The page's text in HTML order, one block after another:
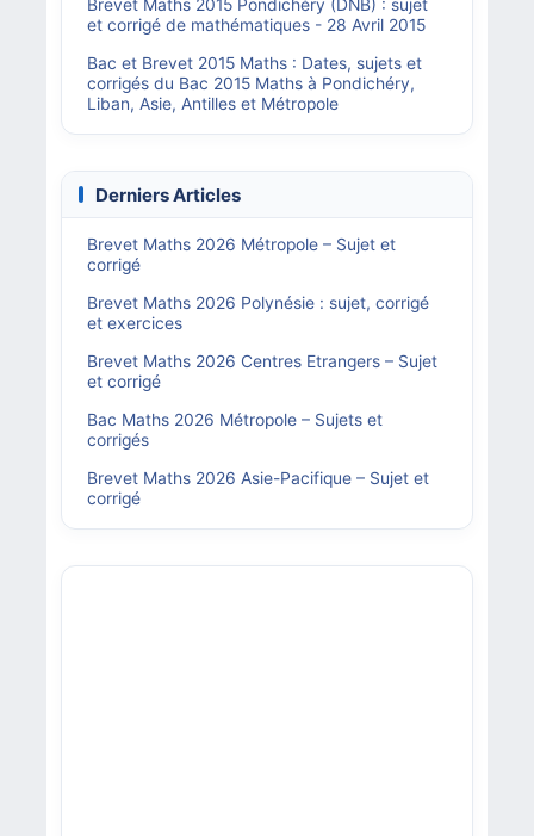
Brevet Maths 2015 Pondichéry (DNB) : sujet
et corrigé de mathématiques - 28 Avril 2015
Bac et Brevet 2015 Maths : Dates, sujets et
corrigés du Bac 2015 Maths à Pondichéry,
Liban, Asie, Antilles et Métropole
Derniers Articles
Brevet Maths 2026 Métropole – Sujet et
corrigé
Brevet Maths 2026 Polynésie : sujet, corrigé
et exercices
Brevet Maths 2026 Centres Etrangers – Sujet
et corrigé
Bac Maths 2026 Métropole – Sujets et
corrigés
Brevet Maths 2026 Asie-Pacifique – Sujet et
corrigé